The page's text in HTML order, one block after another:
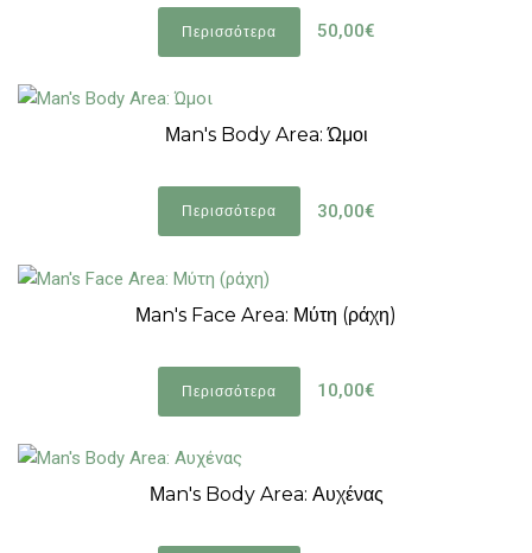
Περισσότερα 50,00€
Μan's Body Area: Ώμοι
Περισσότερα 30,00€
Μan's Face Area: Μύτη (ράχη)
Περισσότερα 10,00€
Μan's Body Area: Αυχένας